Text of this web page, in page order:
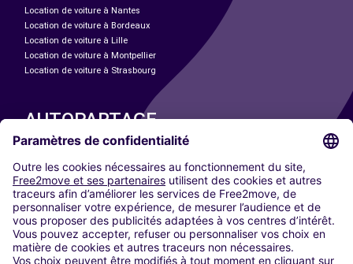
Location de voiture à Nantes
Location de voiture à Bordeaux
Location de voiture à Lille
Location de voiture à Montpellier
Location de voiture à Strasbourg
AUTOPARTAGE
Paris
Madrid
Washington DC
Milan
Rome
Turin
Vienne